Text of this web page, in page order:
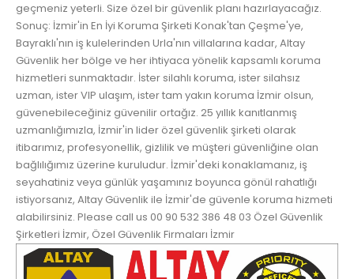
geçmeniz yeterli. Size özel bir güvenlik planı hazırlayacağız.
Sonuç: İzmir'in En İyi Koruma Şirketi Konak'tan Çeşme'ye,
Bayraklı'nın iş kulelerinden Urla'nın villalarına kadar, Altay
Güvenlik her bölge ve her ihtiyaca yönelik kapsamlı koruma
hizmetleri sunmaktadır. İster silahlı koruma, ister silahsız
uzman, ister VIP ulaşım, ister tam yakın koruma İzmir olsun,
güvenebileceğiniz güvenilir ortağız. 25 yıllık kanıtlanmış
uzmanlığımızla, İzmir'in lider özel güvenlik şirketi olarak
itibarımız, profesyonellik, gizlilik ve müşteri güvenliğine olan
bağlılığımız üzerine kuruludur. İzmir'deki konaklamanız, iş
seyahatiniz veya günlük yaşamınız boyunca gönül rahatlığı
istiyorsanız, Altay Güvenlik ile İzmir'de güvenle koruma hizmeti
alabilirsiniz. Please call us 00 90 532 386 48 03 Özel Güvenlik
Şirketleri İzmir, Özel Güvenlik Firmaları İzmir